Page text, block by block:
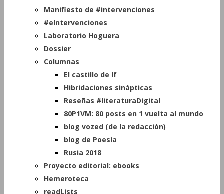
Manifiesto de #intervenciones
#eIntervenciones
Laboratorio Hoguera
Dossier
Columnas
El castillo de If
Hibridaciones sinápticas
Reseñas #literaturaDigital
80P1VM: 80 posts en 1 vuelta al mundo
blog vozed (de la redacción)
blog de Poesía
Rusia 2018
Proyecto editorial: ebooks
Hemeroteca
readLists